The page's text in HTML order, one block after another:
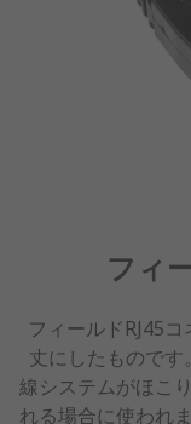
フィ
フィールドRJ45
丈にしたものです
線システムがほこ
れる場合に使われ